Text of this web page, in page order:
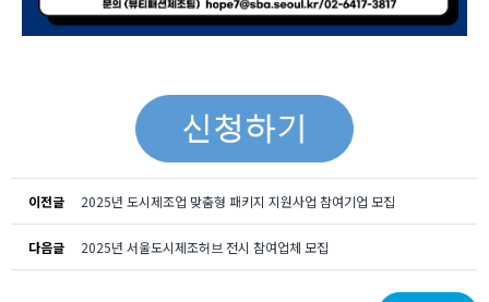
이전글 2025년 도시제조업 맞춤형 패키지 지원사업 참여기업 모집
다음글 2025년 서울도시제조허브 전시 참여업체 모집